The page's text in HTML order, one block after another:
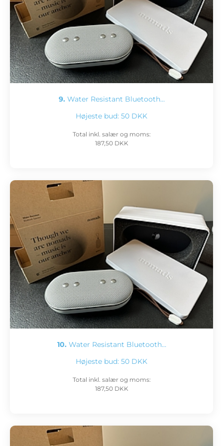
9. Water Resistant Bluetooth…
Højeste bud: 50 DKK
Total inkl. salær og moms:
187,50 DKK
10. Water Resistant Bluetooth…
Højeste bud: 50 DKK
Total inkl. salær og moms:
187,50 DKK